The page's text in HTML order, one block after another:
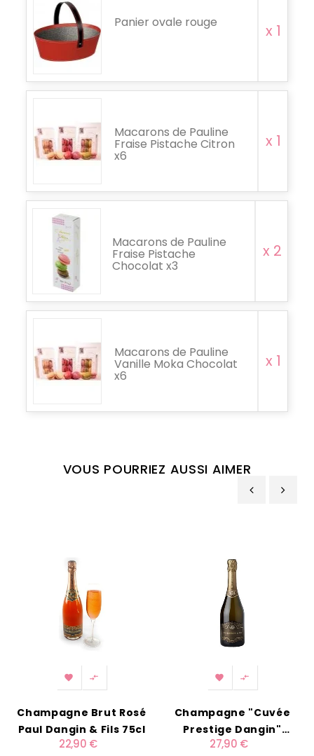
Panier ovale rouge x 1
Macarons de Pauline
Fraise Pistache Citron
x6
x 1
Macarons de Pauline
Fraise Pistache
Chocolat x3
x 2
Macarons de Pauline
Vanille Moka Chocolat
x6
x 1
VOUS POURRIEZ AUSSI AIMER
 
Champagne Brut Rosé
Paul Dangin & Fils 75cl
22,90 €
 
Champagne "Cuvée
Prestige Dangin"
Millésimé 75cl
27,90 €